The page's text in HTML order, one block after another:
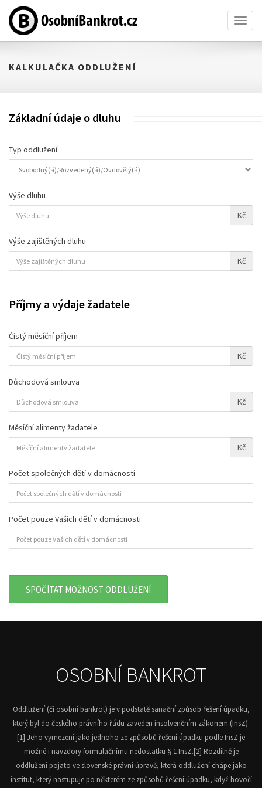
KALKULAČKA ODDLUŽENÍ
Základní údaje o dluhu
Typ oddlužení
Výše dluhu
Kč
Výše zajištěných dluhu
Kč
Příjmy a výdaje žadatele
Čistý měsíční příjem
Kč
Důchodová smlouva
Kč
Měsíční alimenty žadatele
Kč
Počet společných dětí v domácnosti
Počet pouze Vašich dětí v domácnosti
OSOBNÍ BANKROT
Oddlužení (či osobní bankrot) je v podstatě sanační způsob řešení úpadku,
který byl do českého právního řádu zaveden insolvenčním zákonem (InsZ).
[1] Jeho vymezení jako jednoho ze způsobů řešení úpadku podle InsZ je
možné i navzdory formulačnímu nedostatku § 1 InsZ.[2] Rozdílně je
oddlužení pojato ve slovenské právní úpravě, která oddlužení chápe jako
institut, který nastupuje po některém ze způsobů řešení úpadku, když hovoří